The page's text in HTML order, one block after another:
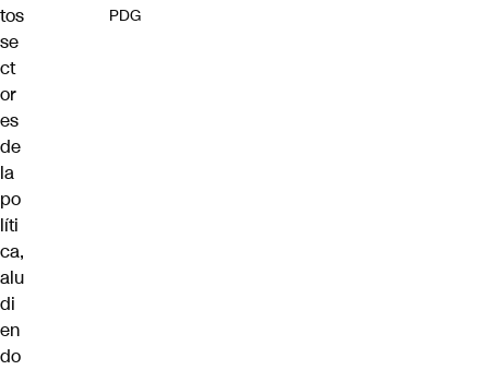
tos
se
ct
or
es
de
la
po
líti
ca,
alu
di
en
do
PDG